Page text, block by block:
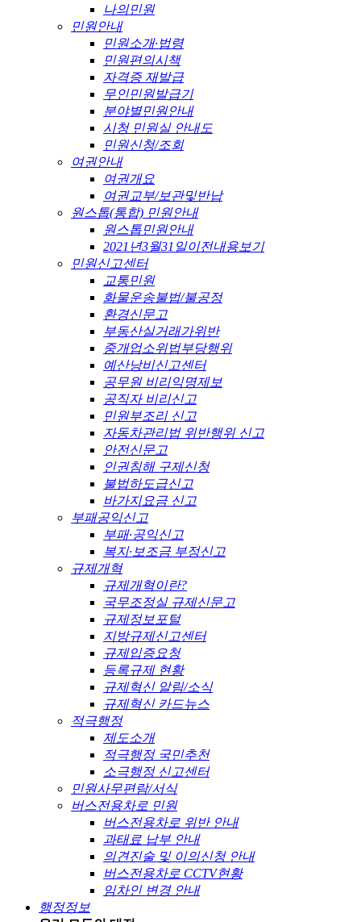
나의민원
민원안내
민원소개·법령
민원편의시책
자격증 재발급
무인민원발급기
분야별민원안내
시청 민원실 안내도
민원신청/조회
여권안내
여권개요
여권교부/보관및반납
원스톱(통합) 민원안내
원스톱민원안내
2021년3월31일이전내용보기
민원신고센터
교통민원
화물운송불법/불공정
환경신문고
부동산실거래가위반
중개업소위법부당행위
예산낭비신고센터
공무원 비리익명제보
공직자 비리신고
민원부조리 신고
자동차관리법 위반행위 신고
안전신문고
인권침해 구제신청
불법하도급신고
바가지요금 신고
부패공익신고
부패·공익신고
복지·보조금 부정신고
규제개혁
규제개혁이란?
국무조정실 규제신문고
규제정보포털
지방규제신고센터
규제입증요청
등록규제 현황
규제혁신 알림/소식
규제혁신 카드뉴스
적극행정
제도소개
적극행정 국민추천
소극행정 신고센터
민원사무편람/서식
버스전용차로 민원
버스전용차로 위반 안내
과태료 납부 안내
의견진술 및 이의신청 안내
버스전용차로 CCTV현황
임차인 변경 안내
행정정보